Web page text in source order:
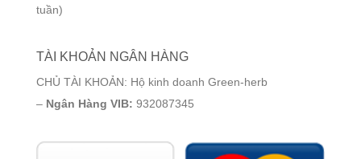
tuần)
TÀI KHOẢN NGÂN HÀNG
CHỦ TÀI KHOẢN: Hộ kinh doanh Green-herb
– Ngân Hàng VIB: 932087345